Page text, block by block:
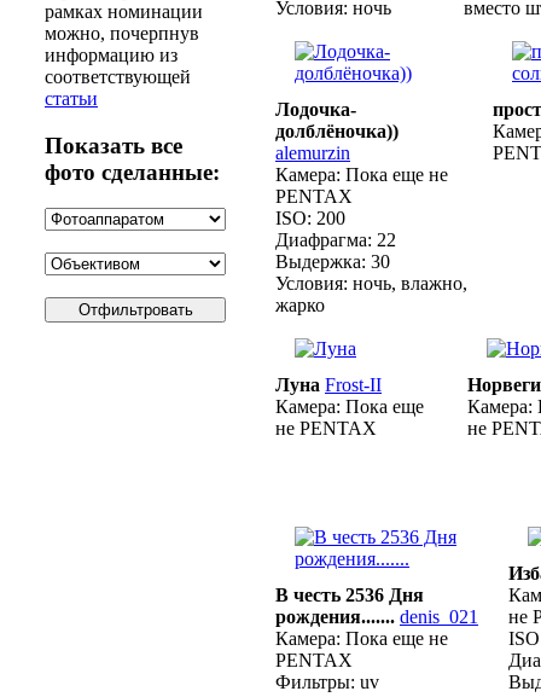
рамках номинации
можно, почерпнув
информацию из
соответствующей
статьи
Показать все
фото сделанные:
Условия: ночь
вместо
Лодочка-
долблёночка))
alemurzin
Камера: Пока еще не
PENTAX
ISO: 200
Диафрагма: 22
Выдержка: 30
Условия: ночь, влажно,
жарко
Луна Frost-II
Камера: Пока еще
не PENTAX
Камера:
не
В честь 2536 Дня
рождения....... denis_021
Камера: Пока еще не
PENTAX
Фильтры: uv
не